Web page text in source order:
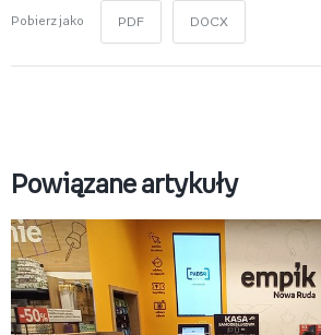
Pobierz jako PDF DOCX
Powiązane artykuły